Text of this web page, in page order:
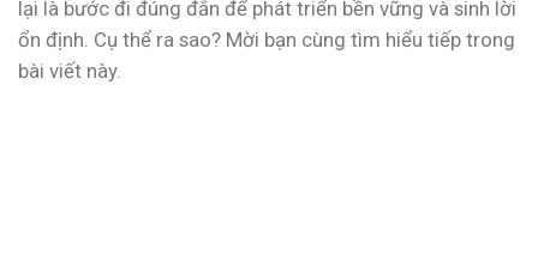
lại là bước đi đúng đắn để phát triển bền vững và sinh lời
ổn định. Cụ thể ra sao? Mời bạn cùng tìm hiểu tiếp trong
bài viết này.